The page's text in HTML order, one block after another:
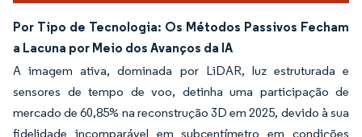
Por Tipo de Tecnologia: Os Métodos Passivos Fecham
a Lacuna por Meio dos Avanços da IA
A imagem ativa, dominada por LiDAR, luz estruturada e
sensores de tempo de voo, detinha uma participação de
mercado de 60,85% na reconstrução 3D em 2025, devido à sua
fidelidade incomparável em subcentímetro em condições